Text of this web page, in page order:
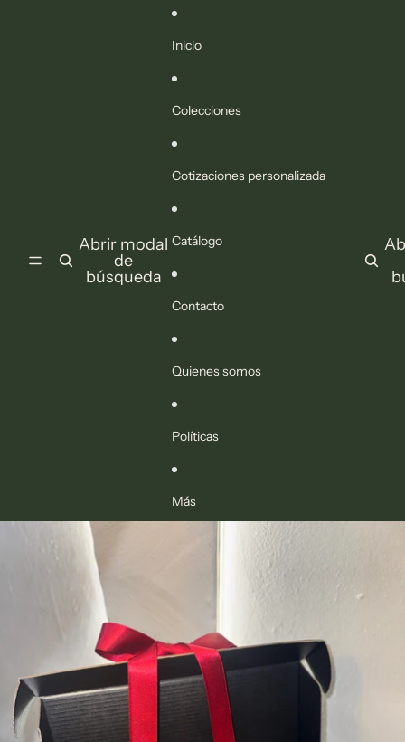
Abrir modal
de
búsqueda
Inicio
Colecciones
Cotizaciones personalizada
Catálogo
Contacto
Quienes somos
Políticas
Más
Ir directamente a la información del producto